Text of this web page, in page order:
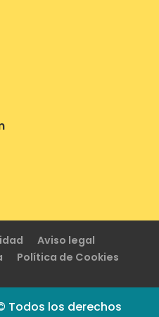
Aviso legal
Política de Cookies
Todos los derechos